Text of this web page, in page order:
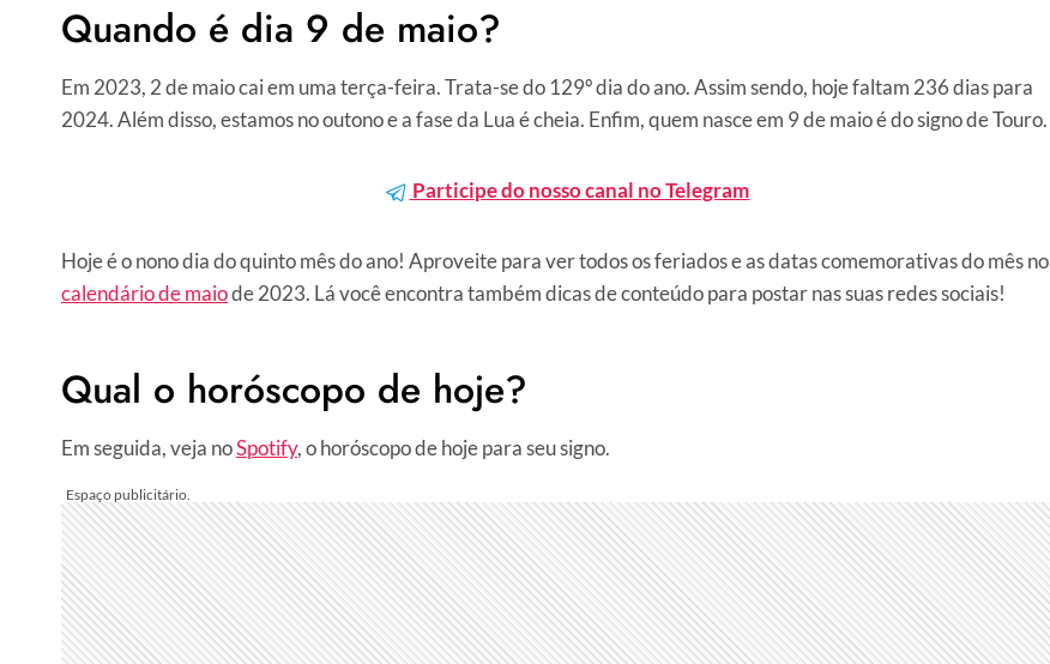
Quando é dia 9 de maio?
Em 2023, 2 de maio cai em uma terça-feira. Trata-se do 129º dia do ano. Assim sendo, hoje faltam 236 dias para
2024. Além disso, estamos no outono e a fase da Lua é cheia. Enfim, quem nasce em 9 de maio é do signo de Touro.
Participe do nosso canal no Telegram
Hoje é o nono dia do quinto mês do ano! Aproveite para ver todos os feriados e as datas comemorativas do mês no
calendário de maiode 2023. Lá você encontra também dicas de conteúdo para postar nas suas redes sociais!
Qual o horóscopo de hoje?
Em seguida, veja noSpotify, o horóscopo de hoje para seu signo.